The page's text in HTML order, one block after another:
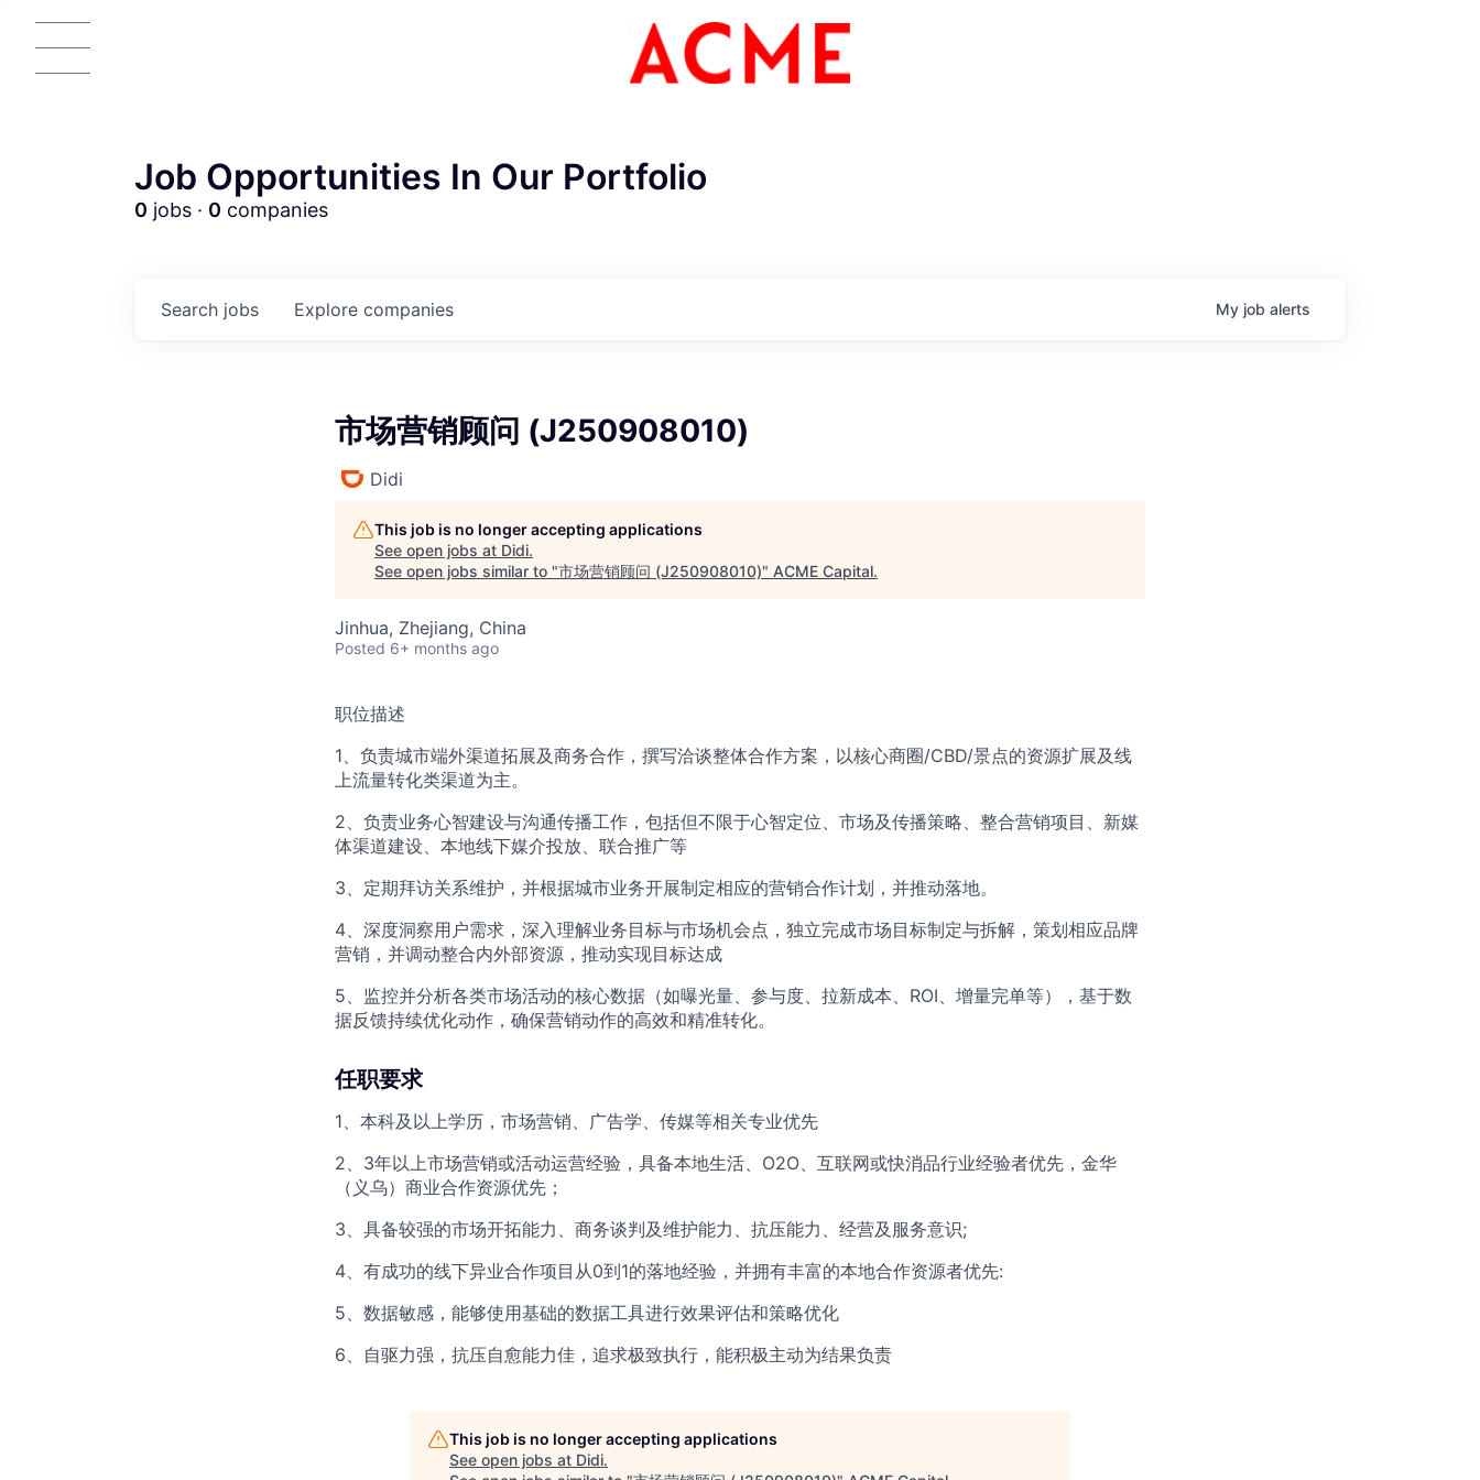
ACME Homepage
Job Opportunities In Our Portfolio
0 jobs · 0 companies
Search jobs Explore companies My job alerts
市场营销顾问 (J250908010)
Didi
This job is no longer accepting applications
See open jobs at Didi.
See open jobs similar to "市场营销顾问 (J250908010)" ACME Capital.
Jinhua, Zhejiang, China
Posted 6+ months ago
职位描述
1、负责城市端外渠道拓展及商务合作，撰写洽谈整体合作方案，以核心商圈/CBD/景点的资源扩展及线
上流量转化类渠道为主。
2、负责业务心智建设与沟通传播工作，包括但不限于心智定位、市场及传播策略、整合营销项目、新媒
体渠道建设、本地线下媒介投放、联合推广等
3、定期拜访关系维护，并根据城市业务开展制定相应的营销合作计划，并推动落地。
4、深度洞察用户需求，深入理解业务目标与市场机会点，独立完成市场目标制定与拆解，策划相应品牌
营销，并调动整合内外部资源，推动实现目标达成
5、监控并分析各类市场活动的核心数据（如曝光量、参与度、拉新成本、ROI、增量完单等），基于数
据反馈持续优化动作，确保营销动作的高效和精准转化。
任职要求
1、本科及以上学历，市场营销、广告学、传媒等相关专业优先
2、3年以上市场营销或活动运营经验，具备本地生活、O2O、互联网或快消品行业经验者优先，金华
（义乌）商业合作资源优先；
3、具备较强的市场开拓能力、商务谈判及维护能力、抗压能力、经营及服务意识;
4、有成功的线下异业合作项目从0到1的落地经验，并拥有丰富的本地合作资源者优先:
5、数据敏感，能够使用基础的数据工具进行效果评估和策略优化
6、自驱力强，抗压自愈能力佳，追求极致执行，能积极主动为结果负责
This job is no longer accepting applications
See open jobs at Didi.